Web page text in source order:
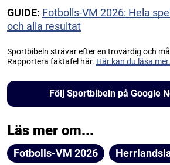
GUIDE: Fotbolls-VM 2026: Hela
och alla resultat
Sportbibeln strävar efter en trovärdig och
Rapportera faktafel här. Här kan du läsa
Följ Sportbibeln på Google
Läs mer om...
Fotbolls-VM 2026